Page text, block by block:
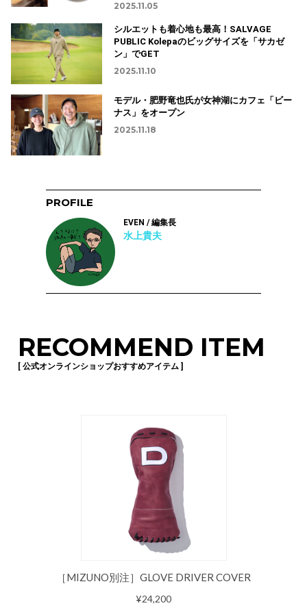
2025.11.05
シルエットも着心地も最高！SALVAGE
PUBLIC Kolepaのビッグサイズを「サカゼ
ン」でGET
2025.11.10
モデル・肥野竜也氏が女神湖にカフェ「ビー
ナス」をオープン
2025.11.18
PROFILE
EVEN / 編集長
水上貴夫
RECOMMEND ITEM
[ 公式オンラインショップおすすめアイテム ]